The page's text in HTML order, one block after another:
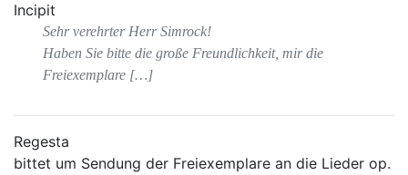
Incipit
Sehr verehrter Herr Simrock!
Haben Sie bitte die große Freundlichkeit, mir die
Freiexemplare […]
Regesta
bittet um Sendung der Freiexemplare an die Lieder op.